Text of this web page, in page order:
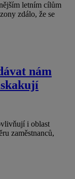
letním cílům
zdálo, že se
nám
i oblast
zaměstnanců,